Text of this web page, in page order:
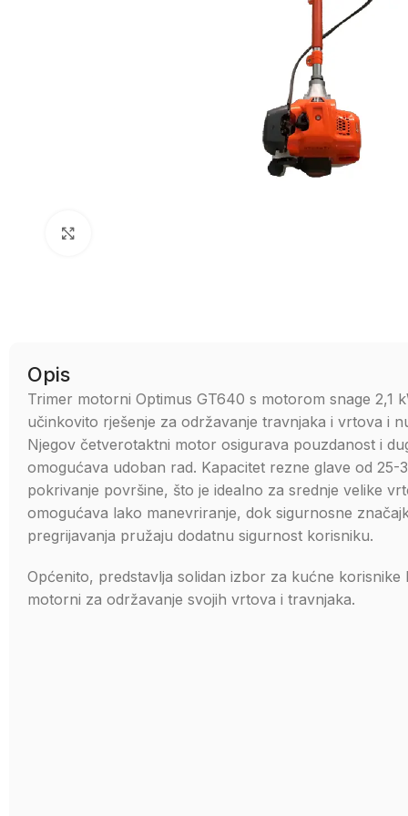
Opis
Trimer motorni Optimus GT640 s motorom snage 2,1
učinkovito rješenje za održavanje travnjaka i vrtova i
Njegov četverotaktni motor osigurava pouzdanost i
omogućava udoban rad. Kapacitet rezne glave od
pokrivanje površine, što je idealno za srednje velike
omogućava lako manevriranje, dok sigurnosne
pregrijavanja pružaju dodatnu sigurnost korisniku.
Općenito, predstavlja solidan izbor za kućne
motorni za održavanje svojih vrtova i travnjaka.